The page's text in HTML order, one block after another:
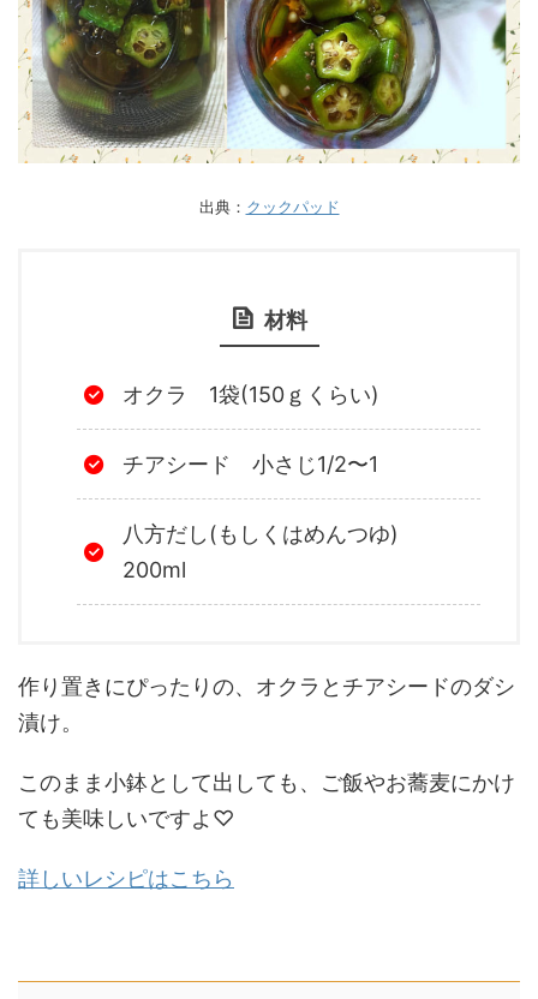
出典： クックパッド
材料
オクラ 1袋(150ｇくらい)
チアシード 小さじ1/2〜1
八方だし(もしくはめんつゆ)
200ml
作り置きにぴったりの、オクラとチアシードのダシ
漬け。
このまま小鉢として出しても、ご飯やお蕎麦にかけ
ても美味しいですよ♡
詳しいレシピはこちら